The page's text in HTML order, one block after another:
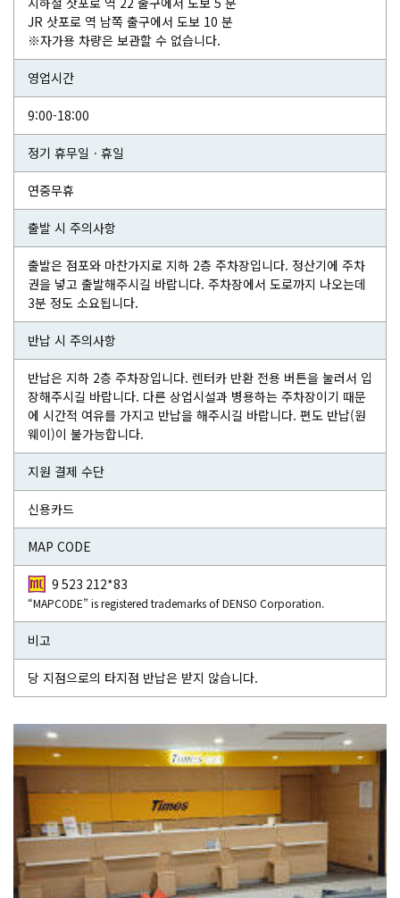
JR 삿포로 역 남쪽 출구에서 도보 10 분
※자가용 차량은 보관할 수 없습니다.
영업시간
9:00-18:00
정기 휴무일ㆍ휴일
연중무휴
출발 시 주의사항
출발은 점포와 마찬가지로 지하 2층 주차장입니다. 정산기에 주차
권을 넣고 출발해주시길 바랍니다. 주차장에서 도로까지 나오는데
3분 정도 소요됩니다.
반납 시 주의사항
반납은 지하 2층 주차장입니다. 렌터카 반환 전용 버튼을 눌러서 입
장해주시길 바랍니다. 다른 상업시설과 병용하는 주차장이기 때문
에 시간적 여유를 가지고 반납을 해주시길 바랍니다. 편도 반납(원
웨이)이 불가능합니다.
지원 결제 수단
신용카드
MAP CODE
9 523 212*83
“MAPCODE” is registered trademarks of DENSO Corporation.
비고
당 지점으로의 타지점 반납은 받지 않습니다.